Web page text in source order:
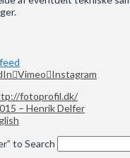
Vimeo Instagram
fotoprofil.dk/
– Henrik Delfer
to Search